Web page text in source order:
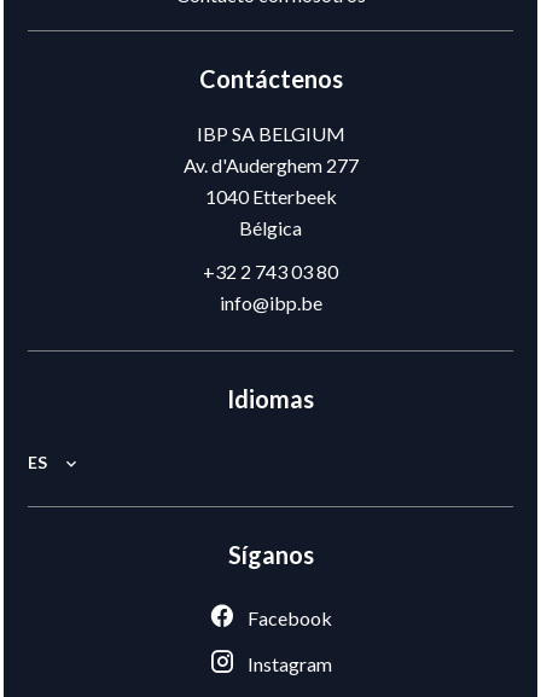
Contáctenos
IBP SA BELGIUM
Av. d'Auderghem 277
1040Etterbeek
Bélgica
+32 2 743 03 80
info@ibp.be
Idiomas
ES
Síganos
Facebook
Instagram